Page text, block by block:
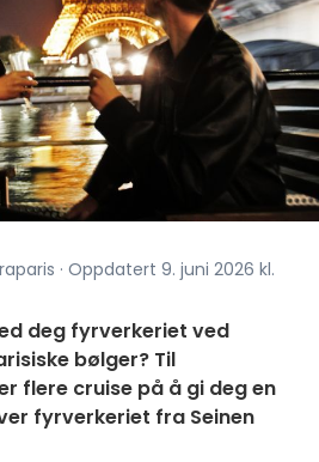
· Oppdatert 9. juni 2026 kl.
deg fyrverkeriet ved
bølger? Til
flere cruise på å gi deg en
fyrverkeriet fra Seinen